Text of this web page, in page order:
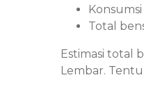
Total
Estimasi total
Lembar.